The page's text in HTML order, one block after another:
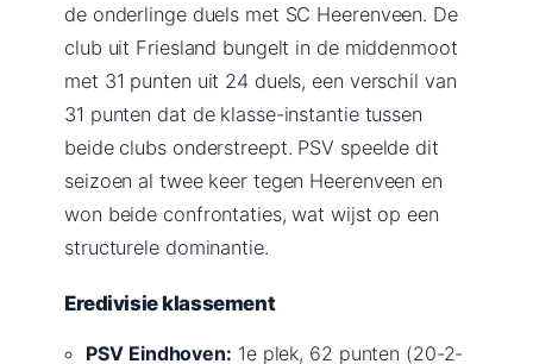
de onderlinge duels met SC Heerenveen. De
club uit Friesland bungelt in de middenmoot
met 31 punten uit 24 duels, een verschil van
31 punten dat de klasse-instantie tussen
beide clubs onderstreept. PSV speelde dit
seizoen al twee keer tegen Heerenveen en
won beide confrontaties, wat wijst op een
structurele dominantie.
Eredivisie klassement
PSV Eindhoven: 1e plek, 62 punten (20-2-